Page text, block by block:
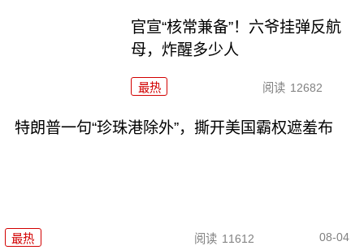
官宣“核常兼备”！六爷挂弹反航
母，炸醒多少人
最热 阅读 12682
特朗普一句“珍珠港除外”，撕开美国霸权遮羞布
最热 阅读 11612 08-04